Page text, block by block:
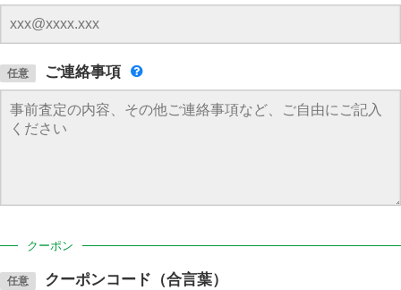
任意 ご連絡事項
クーポン
任意 クーポンコード（合言葉）